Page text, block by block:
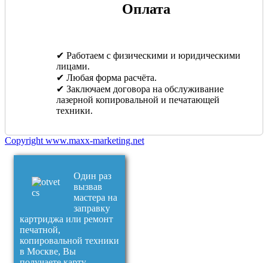
Оплата
✔ Работаем с физическими и юридическими
лицами.
✔ Любая форма расчёта.
✔ Заключаем договора на обслуживание
лазерной копировальной и печатающей
техники.
Copyright www.maxx-marketing.net
Один раз
вызвав
мастера на
заправку
картриджа или ремонт
печатной,
копировальной техники
в Москве, Вы